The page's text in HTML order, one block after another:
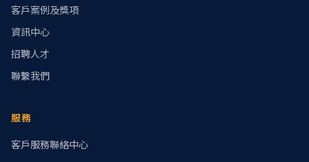
客戶案例及獎項
資訊中心
招聘人才
聯繫我們
服務
客戶服務聯絡中心